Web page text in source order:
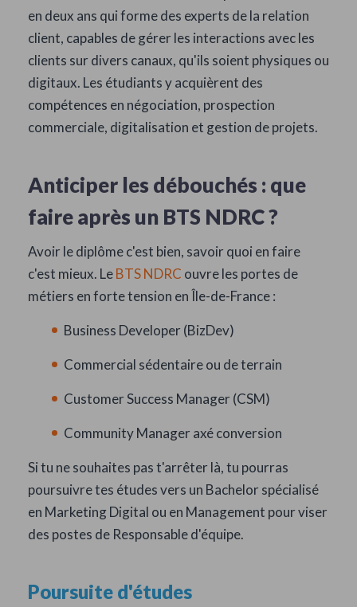
en deux ans qui forme des experts de la relation
client, capables de gérer les interactions avec les
clients sur divers canaux, qu'ils soient physiques ou
digitaux. Les étudiants y acquièrent des
compétences en négociation, prospection
commerciale, digitalisation et gestion de projets.
Anticiper les débouchés : que
faire après un BTS NDRC ?
Avoir le diplôme c'est bien, savoir quoi en faire
c'est mieux. LeBTS NDRC ouvre les portes de
métiers en forte tension en Île-de-France :
Business Developer (BizDev)
Commercial sédentaire ou de terrain
Customer Success Manager (CSM)
Community Manager axé conversion
Si tu ne souhaites pas t'arrêter là, tu pourras
poursuivre tes études vers un Bachelor spécialisé
en Marketing Digital ou en Management pour viser
des postes de Responsable d'équipe.
Poursuite d'études